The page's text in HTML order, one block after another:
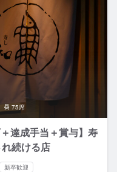
75席
達成手当＋賞与】寿
続ける店
新卒歓迎